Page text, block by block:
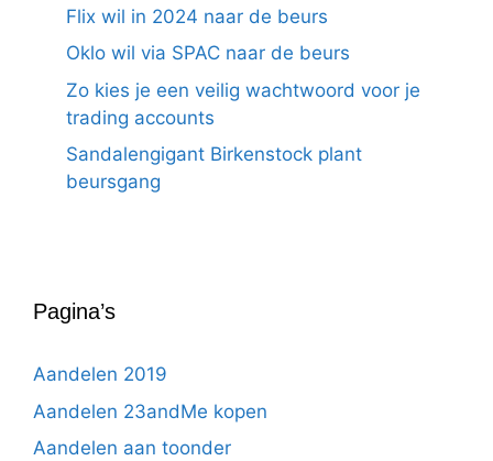
Flix wil in 2024 naar de beurs
Oklo wil via SPAC naar de beurs
Zo kies je een veilig wachtwoord voor je
trading accounts
Sandalengigant Birkenstock plant
beursgang
Pagina’s
Aandelen 2019
Aandelen 23andMe kopen
Aandelen aan toonder